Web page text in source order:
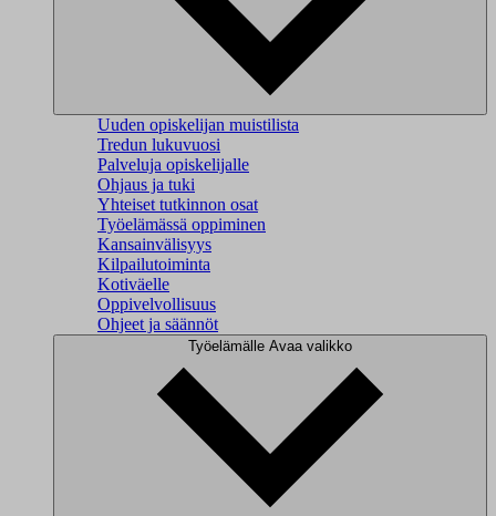
Uuden opiskelijan muistilista
Tredun lukuvuosi
Palveluja opiskelijalle
Ohjaus ja tuki
Yhteiset tutkinnon osat
Työelämässä oppiminen
Kansainvälisyys
Kilpailutoiminta
Kotiväelle
Oppivelvollisuus
Ohjeet ja säännöt
Työelämälle Avaa valikko